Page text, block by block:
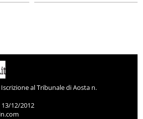
al Tribunale di Aosta n.
12/2012